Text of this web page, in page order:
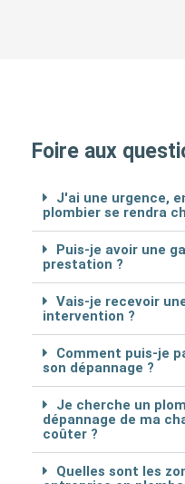
Foire aux
J'ai une urgence,
plombier se rendra
Puis-je avoir une
prestation ?
Vais-je recevoir
intervention ?
Comment puis-je
son dépannage ?
Je cherche un
dépannage de ma
coûter ?
Quelles sont les